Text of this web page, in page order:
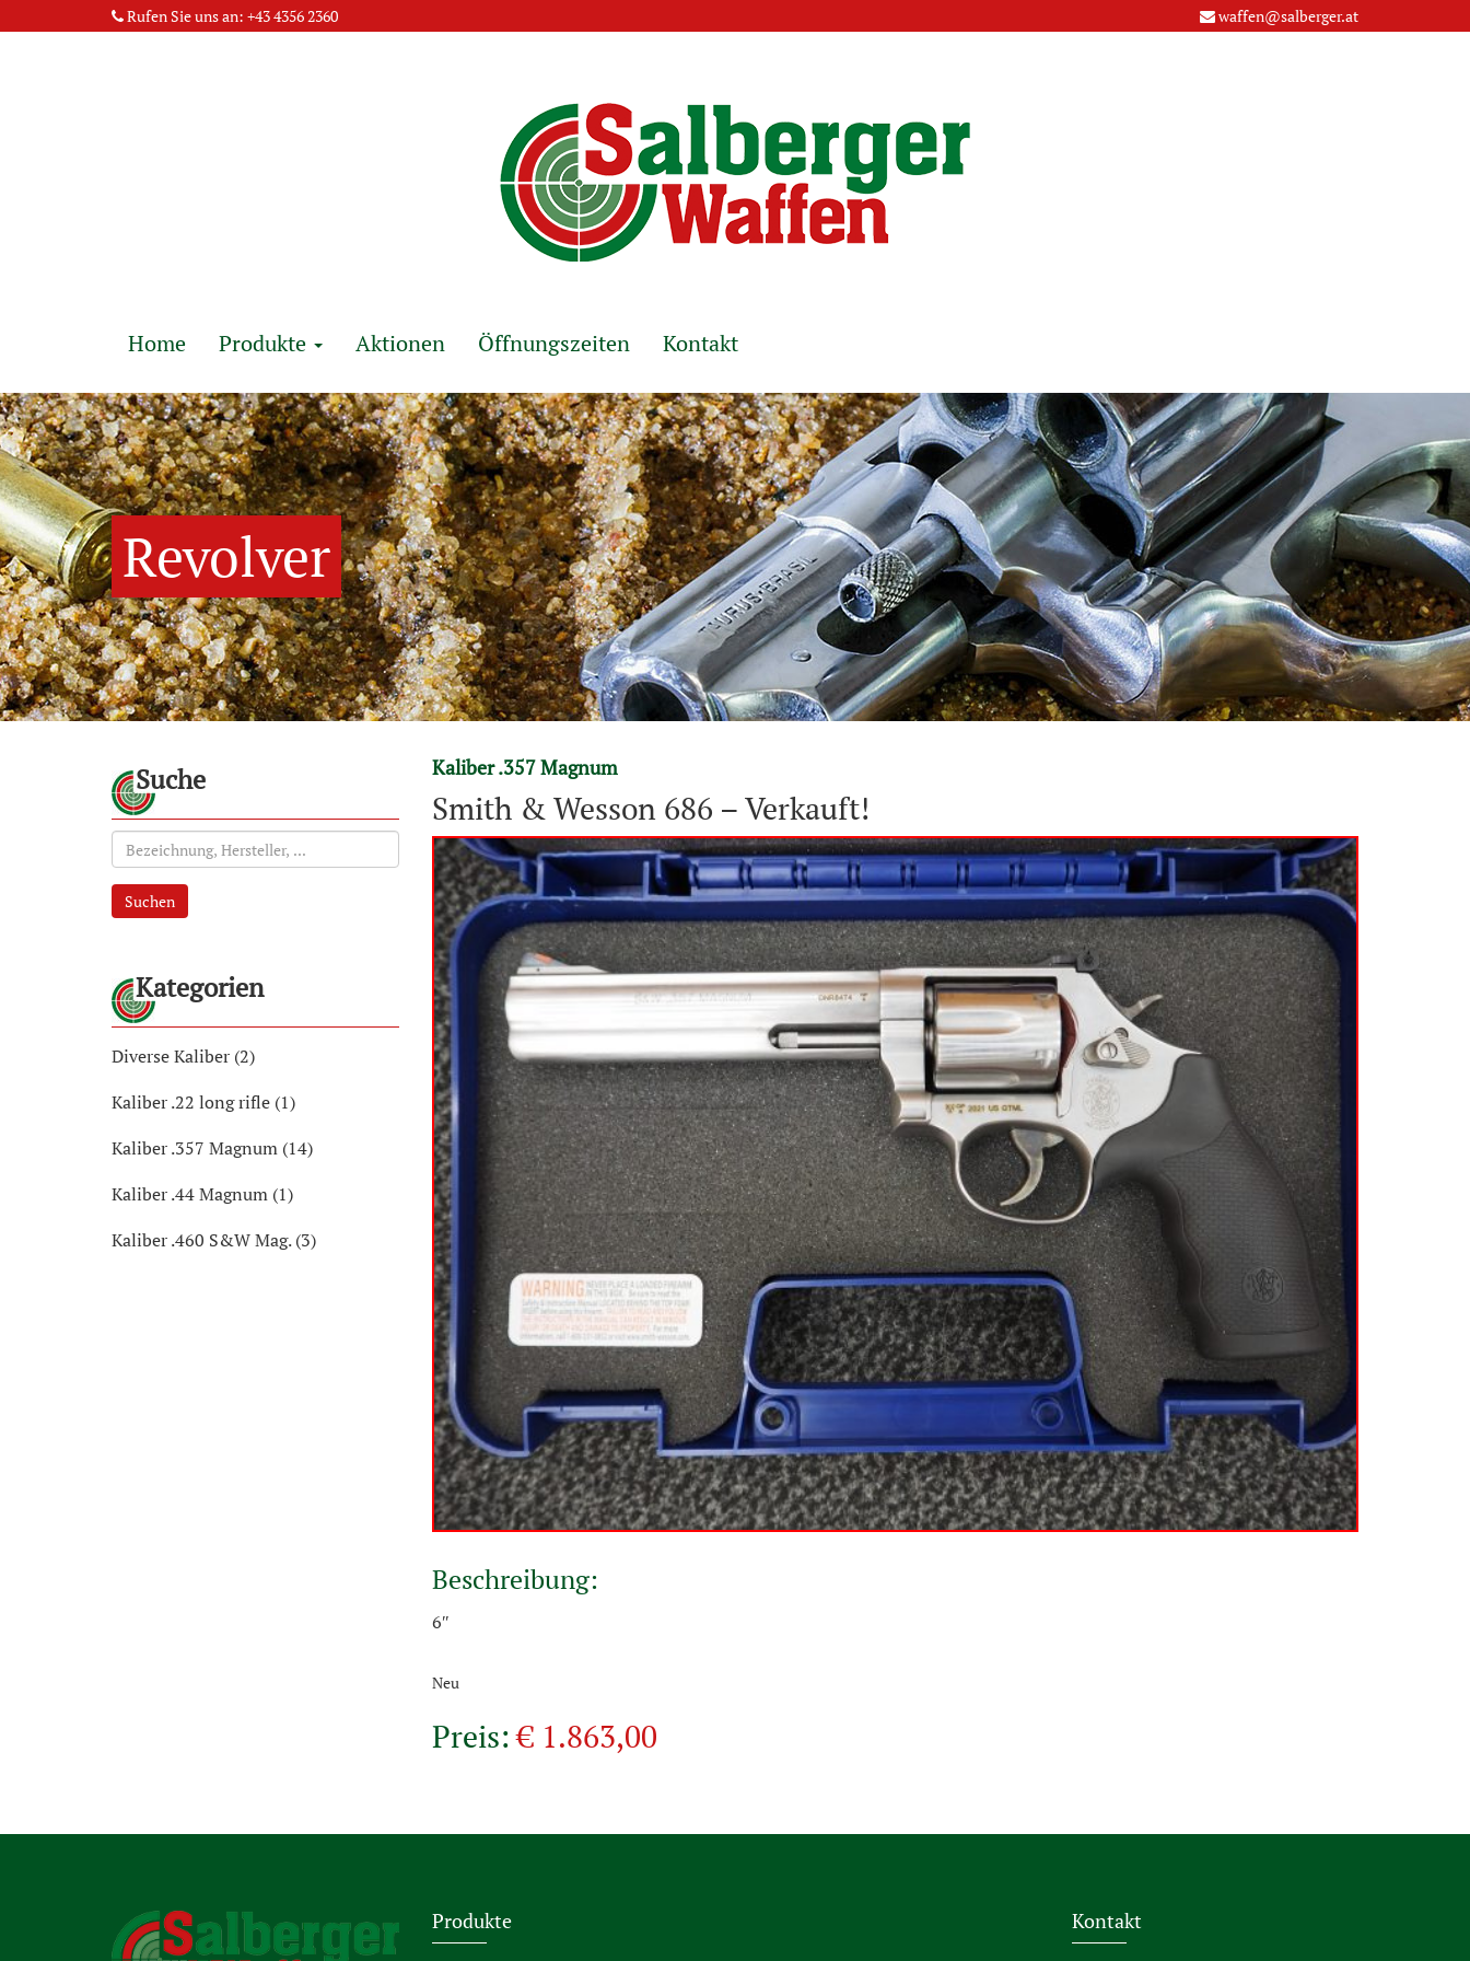
Rufen Sie uns an: +43 4356 2360 waffen@salberger.at
Home Produkte Aktionen Öffnungszeiten Kontakt
Revolver
Kaliber .357 Magnum
Smith & Wesson 686 – Verkauft!
Beschreibung:
6″
Neu
Preis:€ 1.863,00
Suche
Suchen
Kategorien
Diverse Kaliber (2)
Kaliber .22 long rifle (1)
Kaliber .357 Magnum (14)
Kaliber .44 Magnum (1)
Kaliber .460 S&W Mag. (3)
Produkte Kontakt